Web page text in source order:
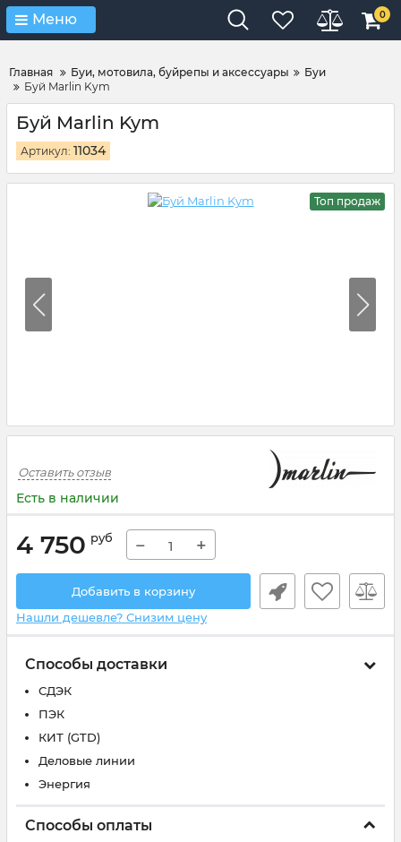
Verification: 4d3cd267c9851eb4
Меню 0
Главная Буи, мотовила, буйрепы и аксессуары
Буи
Буй Marlin Kym
Буй Marlin Kym
Артикул: 11034
Топ продаж
Оставить отзыв
Есть в наличии
4 750 руб − +
Добавить в корзину
Нашли дешевле? Снизим цену
Способы доставки
СДЭК
ПЭК
КИТ (GTD)
Деловые линии
Энергия
Способы оплаты